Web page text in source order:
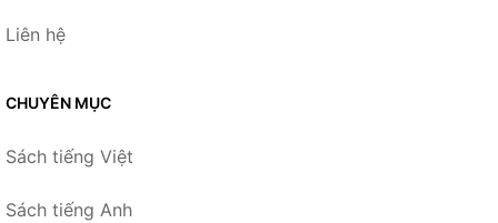
Liên hệ
CHUYÊN MỤC
Sách tiếng Việt
Sách tiếng Anh